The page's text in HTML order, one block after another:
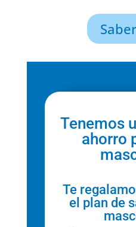
Tenemos
ahorro
Te
el plan de